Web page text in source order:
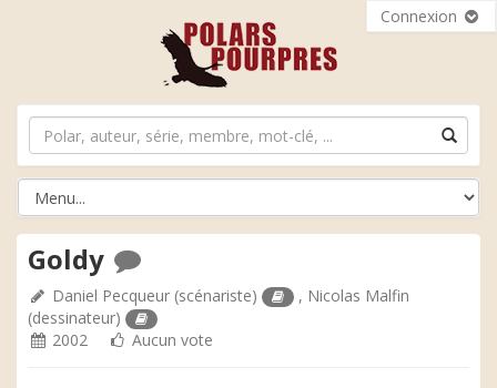
Connexion
Goldy
Daniel Pecqueur (scénariste) , Nicolas Malfin
(dessinateur)
2002
Aucun vote